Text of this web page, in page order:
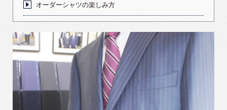
オーダーシャツの楽しみ方